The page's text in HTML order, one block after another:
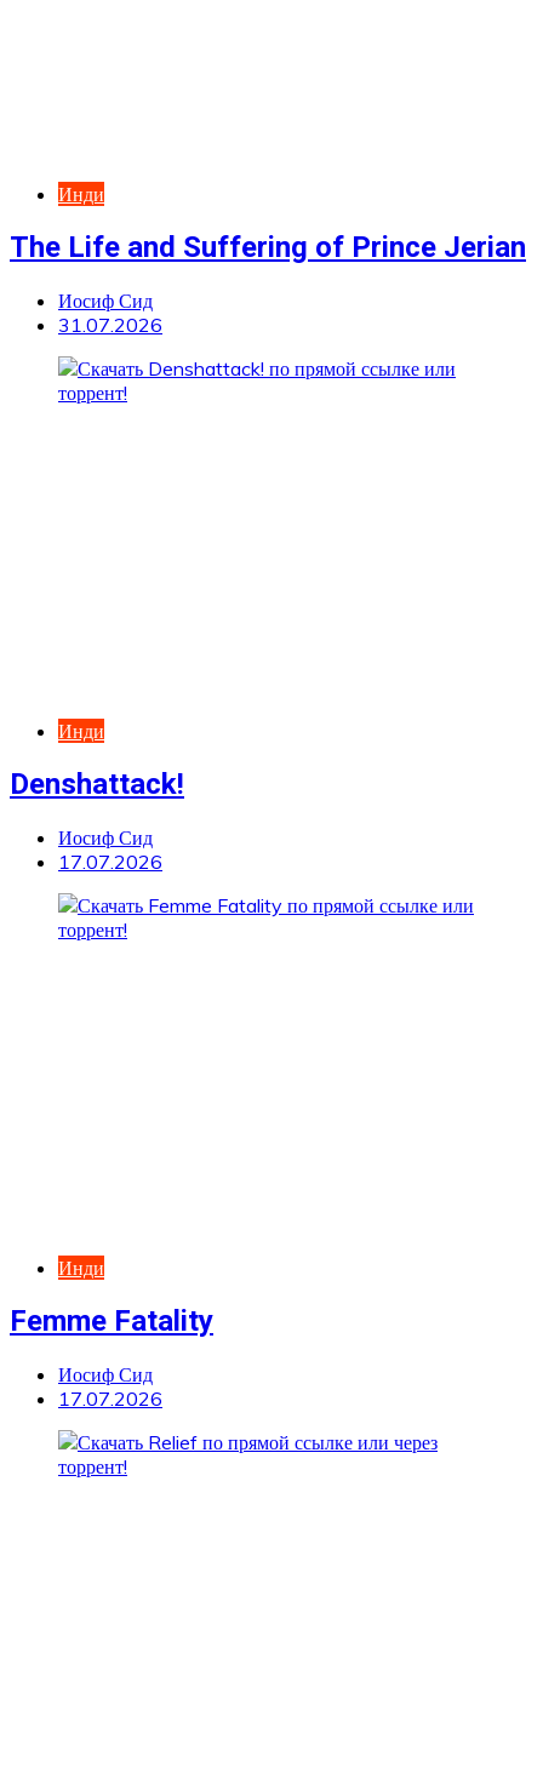
Инди
The Life and Suffering of Prince Jerian
Иосиф Сид
31.07.2026
Инди
Denshattack!
Иосиф Сид
17.07.2026
Инди
Femme Fatality
Иосиф Сид
17.07.2026